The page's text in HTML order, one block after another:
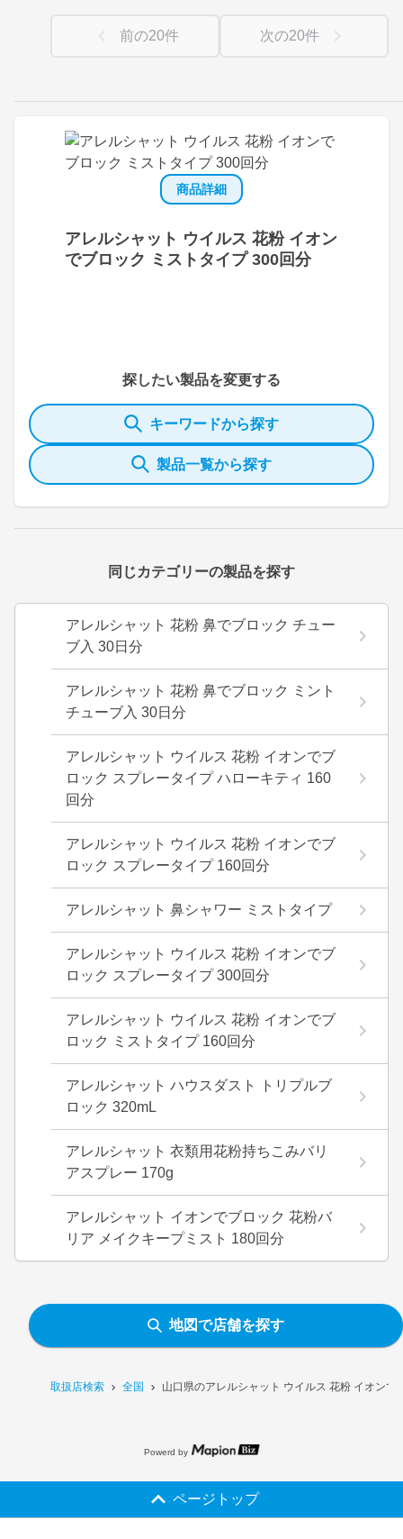
取扱店検索 全国 山口県のアレルシャット ウイルス 花粉 イオン
商品詳細
アレルシャット ウイルス 花粉 イオン
でブロック ミストタイプ 300回分
探したい製品を変更する
キーワードから探す
製品一覧から探す
同じカテゴリーの製品を探す
アレルシャット 花粉 鼻でブロック チュー
ブ入 30日分
アレルシャット 花粉 鼻でブロック ミント
チューブ入 30日分
アレルシャット ウイルス 花粉 イオンでブ
ロック スプレータイプ ハローキティ 160
回分
アレルシャット ウイルス 花粉 イオンでブ
ロック スプレータイプ 160回分
アレルシャット 鼻シャワー ミストタイプ
アレルシャット ウイルス 花粉 イオンでブ
ロック スプレータイプ 300回分
アレルシャット ウイルス 花粉 イオンでブ
ロック ミストタイプ 160回分
アレルシャット ハウスダスト トリプルブ
ロック 320mL
アレルシャット 衣類用花粉持ちこみバリ
アスプレー 170g
アレルシャット イオンでブロック 花粉バ
リア メイクキープミスト 180回分
前の20件 次の20件
地図で店舗を探す
Powerd by
ページトップ